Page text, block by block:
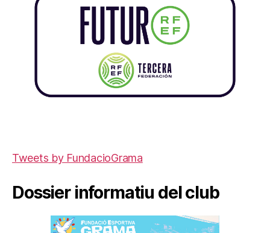
Tweets by FundacioGrama
Dossier informatiu del club